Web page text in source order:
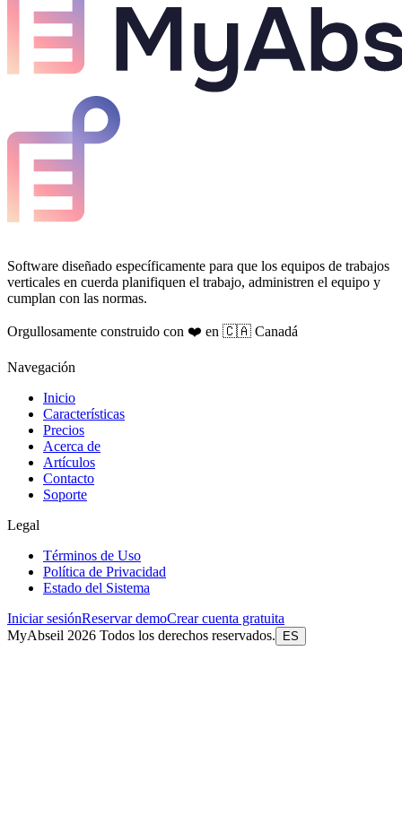
Software diseñado específicamente para que los equipos de trabajos
verticales en cuerda planifiquen el trabajo, administren el equipo y
cumplan con las normas.
Orgullosamente construido con ❤️ en 🇨🇦 Canadá
Navegación
Inicio
Características
Precios
Acerca de
Artículos
Contacto
Soporte
Legal
Términos de Uso
Política de Privacidad
Estado del Sistema
Iniciar sesiónReservar demoCrear cuenta gratuita
MyAbseil 2026 Todos los derechos reservados.
ES